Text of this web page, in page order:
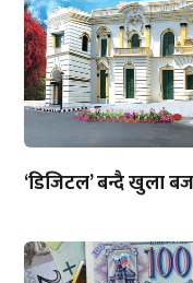
‘डिजिटल’ बन्दै खुला